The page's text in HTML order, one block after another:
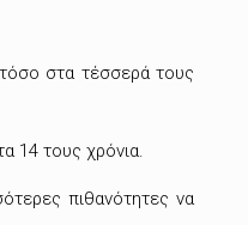
στα τέσσερά τους
14 τους χρόνια.
πιθανότητες να